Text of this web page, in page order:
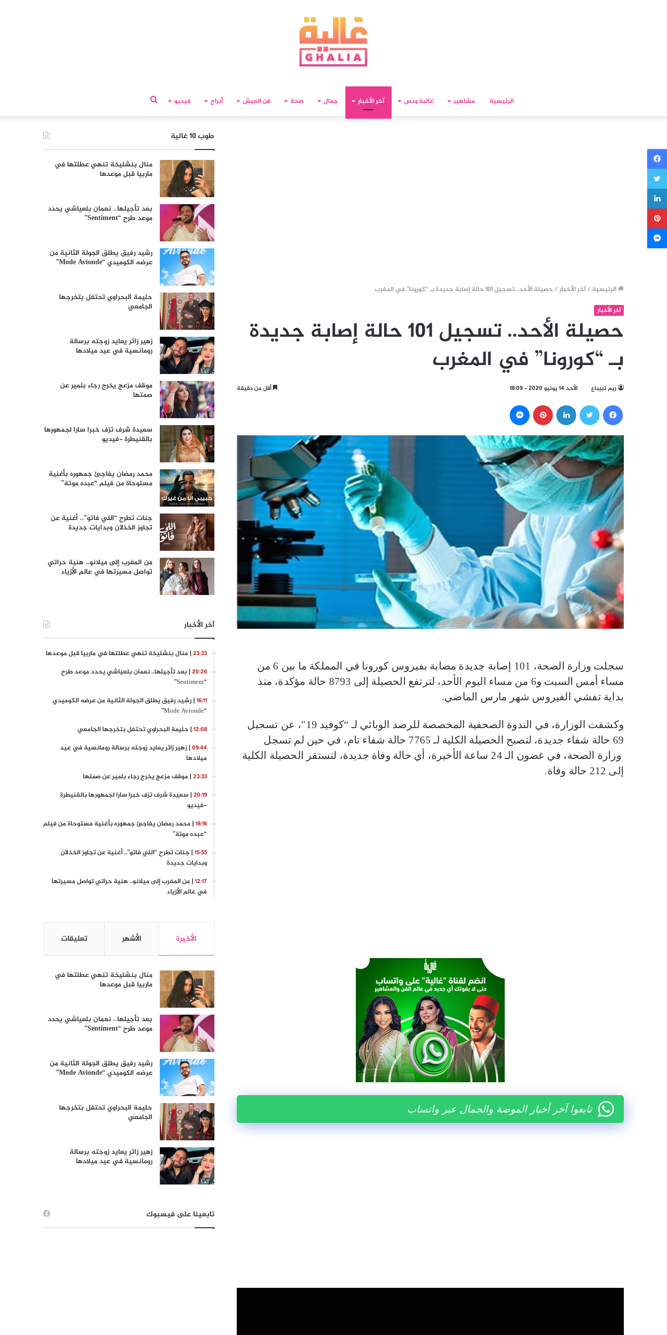
الرئيسية مشاهير غالية ونص آخر الأخبار جمال صحة فن العيش أبراج فيديو
الرئيسية /آخر الأخبار/ حصيلة الأحد.. تسجيل 101 حالة إصابة جديدة بـ “كورونا” في المغرب
آخر الأخبار
حصيلة الأحد.. تسجيل 101 حالة إصابة جديدة
بـ “كورونا” في المغرب
ريم تبيباع الأحد 14 يونيو 2020 - 18:09 أقل من دقيقة
سجلت وزارة الصحة، 101 إصابة جديدة مصابة بفيروس كورونا في المملكة ما بين 6 من
مساء أمس السبت و6 من مساء اليوم الأحد، لترتفع الحصيلة إلى 8793 حالة مؤكدة، منذ
بداية تفشي الفيروس شهر مارس الماضي.
وكشفت الوزارة، في الندوة الصحفية المخصصة للرصد الوبائي لـ “كوفيد 19″، عن تسجيل
69 حالة شفاء جديدة، لتصبح الحصيلة الكلية لـ 7765 حالة شفاء تام، في حين لم تسجل
وزارة الصحة، في غضون الـ 24 ساعة الأخيرة، أي حالة وفاة جديدة، لتستقر الحصيلة الكلية
إلى 212 حالة وفاة.
تابعوا آخر أخبار الموضة والجمال عبر واتساب
طوب 10 غالية
منال بنشليخة تنهي عطلتها في
ماربيا قبل موعدها
بعد تأجيلها.. نعمان بلعياشي يحدد
موعد طرح “Sentiment”
رشيد رفيق يطلق الجولة الثانية من
عرضه الكوميدي “Mode Avionde”
حليمة البحراوي تحتفل بتخرجها
الجامعي
زهير زائر يعايد زوجته برسالة
رومانسية في عيد ميلادها
موقف مزعج يخرج رجاء بلمير عن
صمتها
سعيدة شرف تزف خبرا سارا لجمهورها
بالقنيطرة -فيديو
محمد رمضان يفاجئ جمهوره بأغنية
مستوحاة من فيلم “عبده موتة”
جنات تطرح “اللي فاتو”.. أغنية عن
تجاوز الخذلان وبدايات جديدة
من المغرب إلى ميلانو.. هنية حراتي
تواصل مسيرتها في عالم الأزياء
آخر الأخبار
23:33 | منال بنشليخة تنهي عطلتها في ماربيا قبل موعدها
20:26 | بعد تأجيلها.. نعمان بلعياشي يحدد موعد طرح
“Sentiment”
16:11 | رشيد رفيق يطلق الجولة الثانية من عرضه الكوميدي
“Mode Avionde”
12:08 | حليمة البحراوي تحتفل بتخرجها الجامعي
09:44 | زهير زائر يعايد زوجته برسالة رومانسية في عيد
ميلادها
23:33 | موقف مزعج يخرج رجاء بلمير عن صمتها
20:19 | سعيدة شرف تزف خبرا سارا لجمهورها بالقنيطرة
-فيديو
18:16 | محمد رمضان يفاجئ جمهوره بأغنية مستوحاة من فيلم
“عبده موتة”
15:55 | جنات تطرح “اللي فاتو”.. أغنية عن تجاوز الخذلان
وبدايات جديدة
12:17 | من المغرب إلى ميلانو.. هنية حراتي تواصل مسيرتها
في عالم الأزياء
الأخيرة الأشهر تعليقات
منال بنشليخة تنهي عطلتها في
ماربيا قبل موعدها
بعد تأجيلها.. نعمان بلعياشي يحدد
موعد طرح “Sentiment”
رشيد رفيق يطلق الجولة الثانية من
عرضه الكوميدي “Mode Avionde”
حليمة البحراوي تحتفل بتخرجها
الجامعي
زهير زائر يعايد زوجته برسالة
رومانسية في عيد ميلادها
تابعينا على فيسبوك